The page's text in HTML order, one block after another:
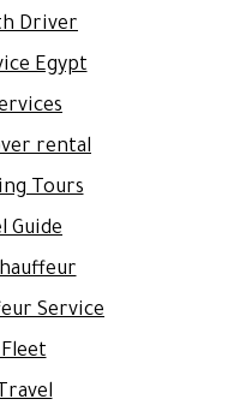
Driver
Egypt
rental
Tours
Guide
Service